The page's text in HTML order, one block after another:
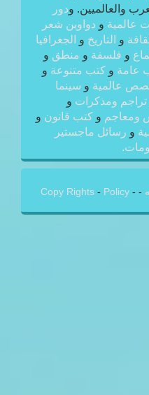
والعالميين. ودور
عالمية و دواوين شعر
و التاريخ و الجغرافيا
و فلسفة و منطق و
عامة و كتب متنوعة و
عالمية و سينما
تراجم ومذكرات و
ومعاجم و كتب قانون و
و رسائل ماجستير
-
Copy Rights - Policy -